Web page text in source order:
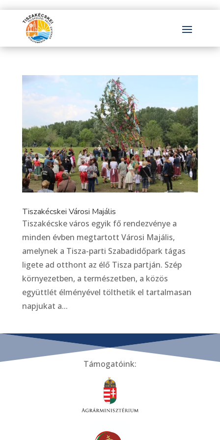
Tiszakécskei Városi Majális
Tiszakécske város egyik fő rendezvénye a
minden évben megtartott Városi Majális,
amelynek a Tisza-parti Szabadidőpark tágas
ligete ad otthont az élő Tisza partján. Szép
környezetben, a természetben, a közös
együttlét élményével tölthetik el tartalmasan
napjukat a...
Támogatóink: